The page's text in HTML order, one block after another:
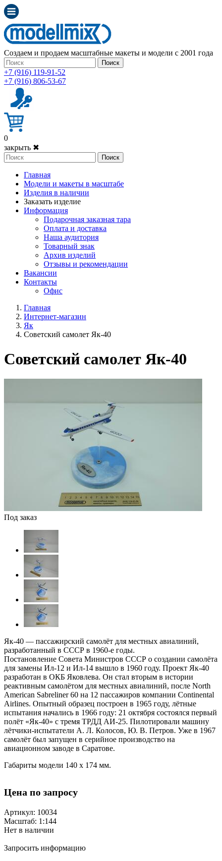
Создаем и продаем масштабные макеты и модели с 2001 года
Поиск
+7 (916) 119-91-52
+7 (916) 806-53-67
0
закрыть ✖
Поиск
Главная
Модели и макеты в масштабе
Изделия в наличии
Заказать изделие
Информация
Подарочная заказная тара
Оплата и доставка
Наша аудитория
Товарный знак
Архив изделий
Отзывы и рекомендации
Вакансии
Контакты
Офис
Главная
Интернет-магазин
Як
Советский самолет Як-40
Советский самолет Як-40
Под заказ
Як-40 — пассажирский самолёт для местных авиалиний,
разработанный в СССР в 1960-е годы.
Постановление Совета Министров СССР о создании самолёта
для замены Ил-12 и Ил-14 вышло в 1960 году. Проект Як-40
разработан в ОКБ Яковлева. Он стал вторым в истории
реактивным самолётом для местных авиалиний, после North
American Sabreliner 60 на 12 пассажиров компании Continental
Airlines. Опытный образец построен в 1965 году, лётные
испытания начались в 1966 году: 21 октября состоялся первый
полёт «Як-40» с тремя ТРДД АИ-25. Пилотировали машину
лётчики-испытатели А. Л. Колосов, Ю. В. Петров. Уже в 1967
самолёт был запущен в серийное производство на
авиационном заводе в Саратове.
Габариты модели 140 х 174 мм.
Цена по запросу
Артикул: 10034
Масштаб: 1:144
Нет в наличии
Запросить информацию